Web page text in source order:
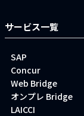
サービス一覧
SAP
Concur
Web Bridge
オンプレ Bridge
LAICCI